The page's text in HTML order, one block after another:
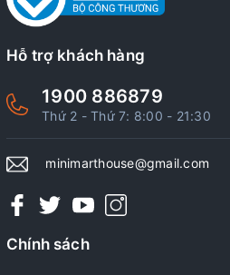
Hỗ trợ khách hàng
1900 886879
Thứ 2 - Thứ 7: 8:00 - 21:30
minimarthouse@gmail.com
Chính sách